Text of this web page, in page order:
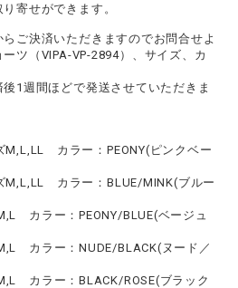
寄せができます。
ご決済いただきますのでお問合せよ
ツ（VIPA-VP-2894）、サイズ、カ
1週間ほどで発送させていただきま
M,L,LL カラー：PEONY(ピンクベー
M,L,LL カラー：BLUE/MINK(ブルー
カラー：PEONY/BLUE(ベージュ
カラー：NUDE/BLACK(ヌード／
カラー：BLACK/ROSE(ブラック